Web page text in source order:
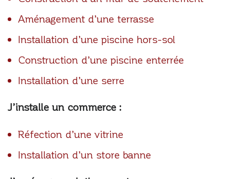
Aménagement d’une terrasse
Installation d’une piscine hors-sol
Construction d’une piscine enterrée
Installation d’une serre
J’installe un commerce :
Réfection d’une vitrine
Installation d’un store banne